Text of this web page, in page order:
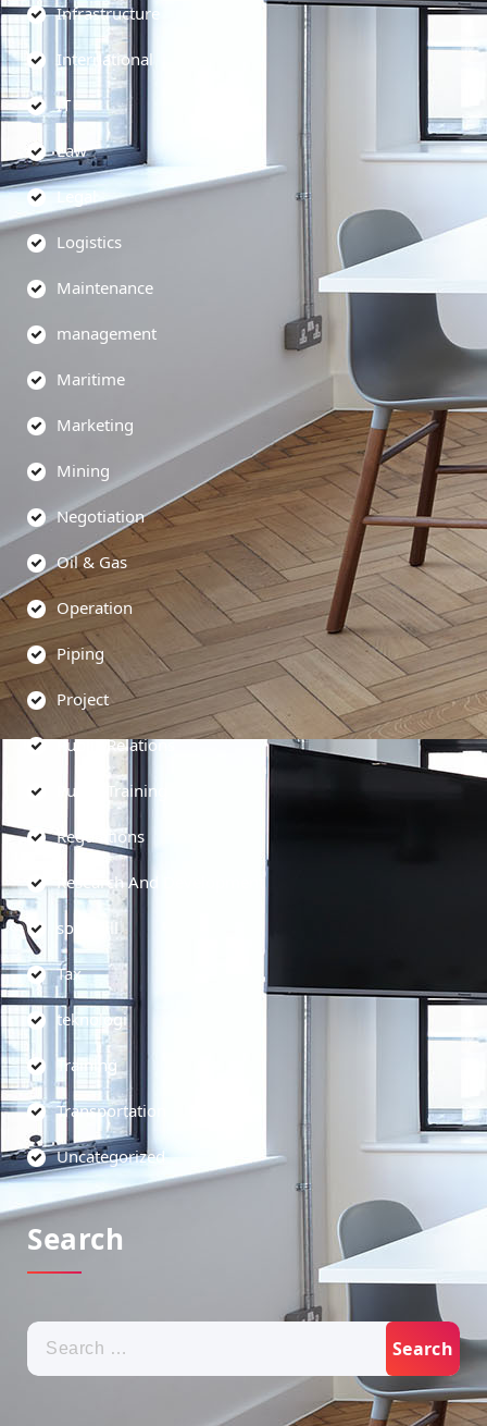
Infrastructure
International
IT
Law
Legal
Logistics
Maintenance
management
Maritime
Marketing
Mining
Negotiation
Oil & Gas
Operation
Piping
Project
Public Relations
Public Training
Regulations
Research And Development
soft skill
Tax
teknologi
Training
Transportation
Uncategorized
Search
Search
for: